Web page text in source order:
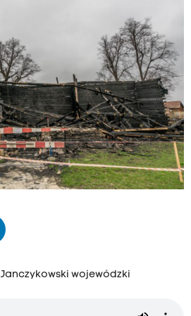
wojewódzki